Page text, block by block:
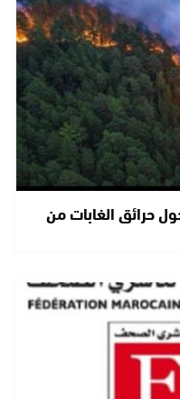
حرائق الغابات من